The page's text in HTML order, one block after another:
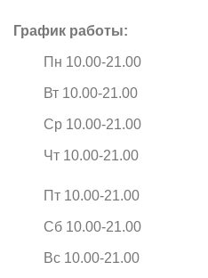
График работы:
Пн 10.00-21.00
Вт 10.00-21.00
Ср 10.00-21.00
Чт 10.00-21.00
Пт 10.00-21.00
Сб 10.00-21.00
Вс 10.00-21.00